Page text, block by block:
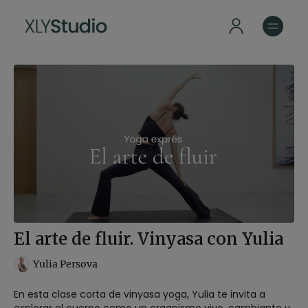
El arte de fluir. Vinyasa con Yulia
Yulia Persova
En esta clase corta de vinyasa yoga, Yulia te invita a